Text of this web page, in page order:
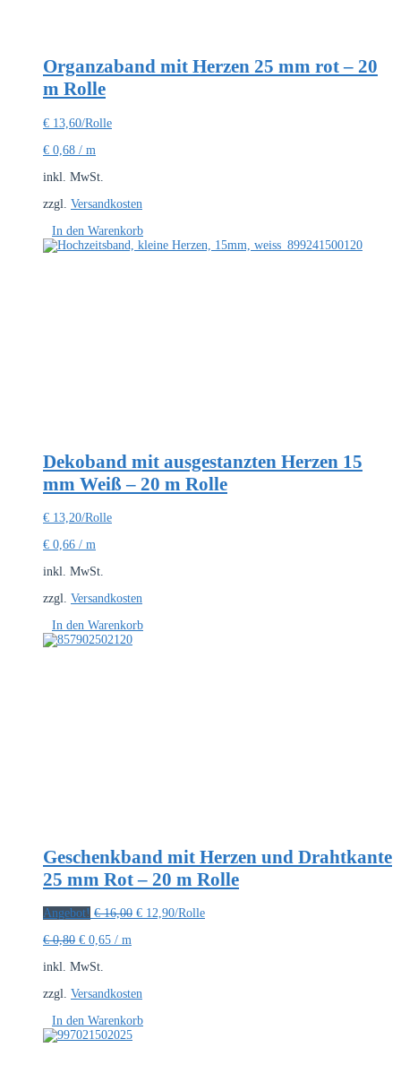
Organzaband mit Herzen 25 mm rot – 20
m Rolle
€ 13,60/Rolle
€ 0,68 / m
inkl. MwSt.
zzgl. Versandkosten
In den Warenkorb
Dekoband mit ausgestanzten Herzen 15
mm Weiß – 20 m Rolle
€ 13,20/Rolle
€ 0,66 / m
inkl. MwSt.
zzgl. Versandkosten
In den Warenkorb
Geschenkband mit Herzen und Drahtkante
25 mm Rot – 20 m Rolle
Angebot! €16,00 Ursprünglicher
€ 12,90Aktueller
/Rolle
€0,80 € 0,65 / m
inkl. MwSt.
zzgl. Versandkosten
In den Warenkorb